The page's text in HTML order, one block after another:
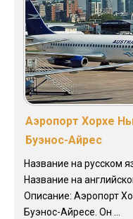
Аэропорт Хорхе
Буэнос-Айрес
Название на русском
Название на
Описание: Аэропорт
Буэнос-Айресе. Он ...